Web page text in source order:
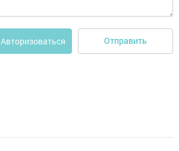
Авторизоваться Отправить